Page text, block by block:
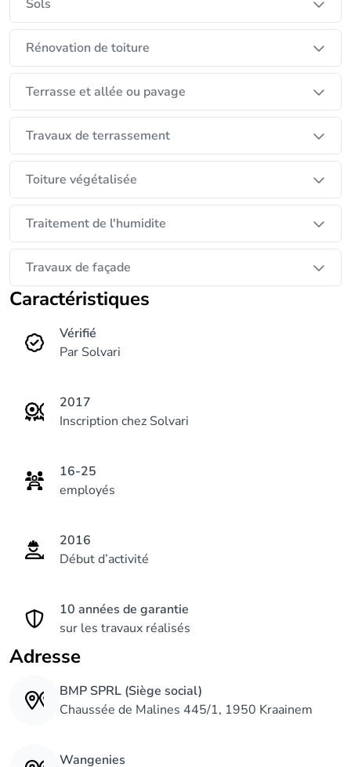
Sols
Rénovation de toiture
Terrasse et allée ou pavage
Travaux de terrassement
Toiture végétalisée
Traitement de l'humidite
Travaux de façade
Caractéristiques
Vérifié
Par Solvari
2017
Inscription chez Solvari
16-25
employés
2016
Début d’activité
10 années de garantie
sur les travaux réalisés
Adresse
BMP SPRL (Siège social)
Chaussée de Malines 445/1, 1950 Kraainem
Wangenies